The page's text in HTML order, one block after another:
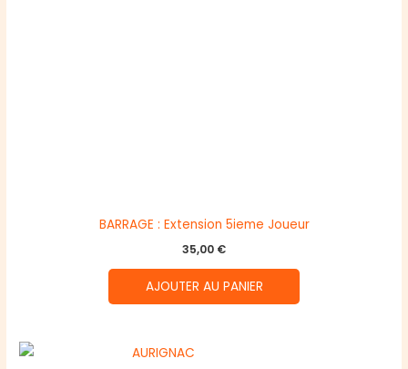
BARRAGE : Extension 5ieme Joueur
35,00 €
AJOUTER AU PANIER